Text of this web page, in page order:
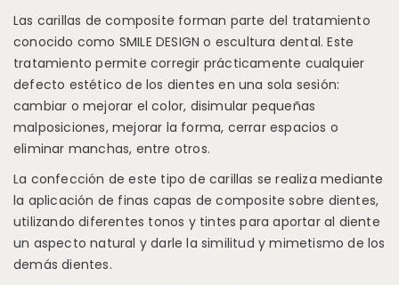
Las carillas de composite forman parte del tratamiento
conocido como SMILE DESIGN o escultura dental. Este
tratamiento permite corregir prácticamente cualquier
defecto estético de los dientes en una sola sesión:
cambiar o mejorar el color, disimular pequeñas
malposiciones, mejorar la forma, cerrar espacios o
eliminar manchas, entre otros.
La confección de este tipo de carillas se realiza mediante
la aplicación de finas capas de composite sobre dientes,
utilizando diferentes tonos y tintes para aportar al diente
un aspecto natural y darle la similitud y mimetismo de los
demás dientes.